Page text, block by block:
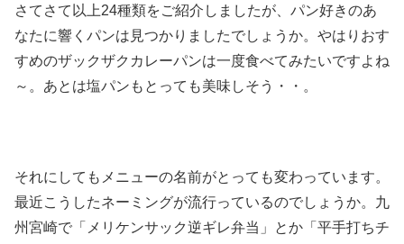
さてさて以上24種類をご紹介しましたが、パン好きのあ
なたに響くパンは見つかりましたでしょうか。やはりおす
すめのザックザクカレーパンは一度食べてみたいですよね
～。あとは塩パンもとっても美味しそう・・。
それにしてもメニューの名前がとっても変わっています。
最近こうしたネーミングが流行っているのでしょうか。九
州宮崎で「メリケンサック逆ギレ弁当」とか「平手打ちチ